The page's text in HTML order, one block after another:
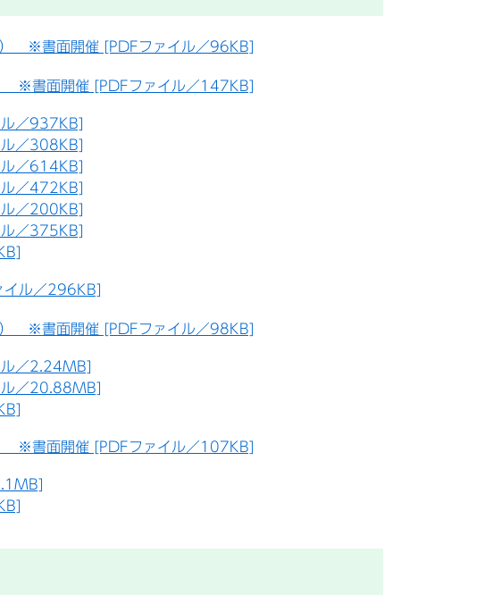
※書面開催 [PDFファイル／96KB]
※書面開催 [PDFファイル／147KB]
／937KB]
／308KB]
／614KB]
／472KB]
／200KB]
／375KB]
ル／296KB]
※書面開催 [PDFファイル／98KB]
／2.24MB]
ル／20.88MB]
※書面開催 [PDFファイル／107KB]